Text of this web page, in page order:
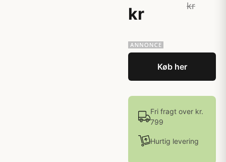
kr
kr
Køb her
Fri fragt over kr.
799
Hurtig levering